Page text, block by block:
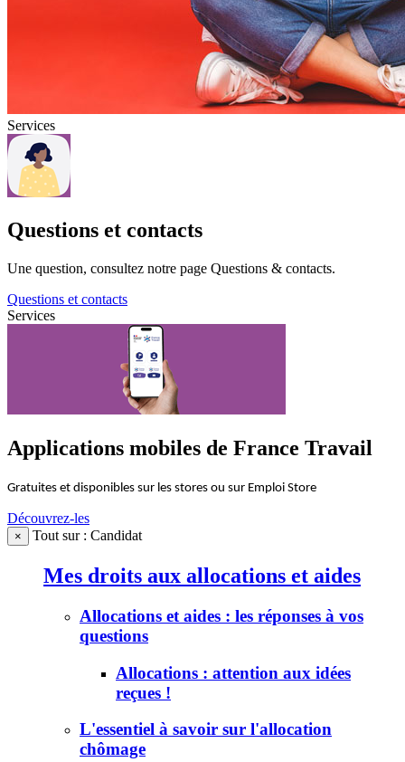
Services
Questions et contacts
Une question, consultez notre page Questions & contacts.
Questions et contacts
Services
Applications mobiles de France Travail
Gratuites et disponibles sur les stores ou sur Emploi Store
Découvrez-les
× Tout sur : Candidat
Mes droits aux allocations et aides
Allocations et aides : les réponses à vos
questions
Allocations : attention aux idées
reçues !
L'essentiel à savoir sur l'allocation
chômage